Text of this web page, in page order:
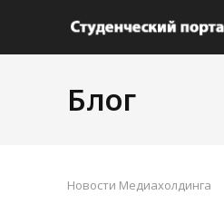
Блог
Новости Медиахолдинга